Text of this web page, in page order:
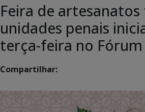
Feira de
unidades penais
terça-feira no
Compartilhar: